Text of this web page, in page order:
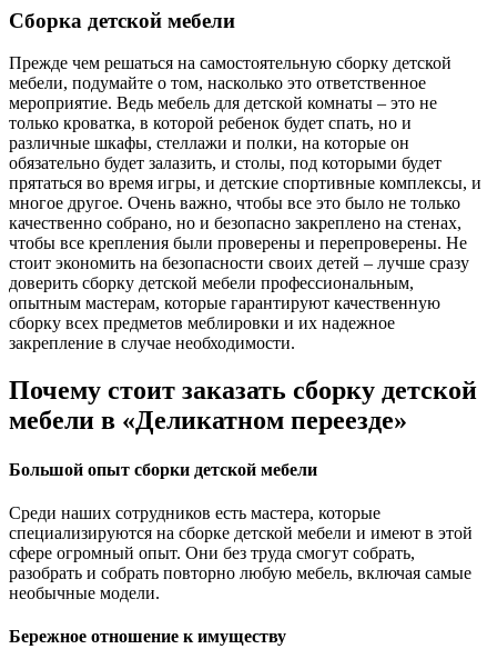
Сборка детской мебели
Прежде чем решаться на самостоятельную сборку детской
мебели, подумайте о том, насколько это ответственное
мероприятие. Ведь мебель для детской комнаты – это не
только кроватка, в которой ребенок будет спать, но и
различные шкафы, стеллажи и полки, на которые он
обязательно будет залазить, и столы, под которыми будет
прятаться во время игры, и детские спортивные комплексы, и
многое другое. Очень важно, чтобы все это было не только
качественно собрано, но и безопасно закреплено на стенах,
чтобы все крепления были проверены и перепроверены. Не
стоит экономить на безопасности своих детей – лучше сразу
доверить сборку детской мебели профессиональным,
опытным мастерам, которые гарантируют качественную
сборку всех предметов меблировки и их надежное
закрепление в случае необходимости.
Почему стоит заказать сборку детской
мебели в «Деликатном переезде»
Большой опыт сборки детской мебели
Среди наших сотрудников есть мастера, которые
специализируются на сборке детской мебели и имеют в этой
сфере огромный опыт. Они без труда смогут собрать,
разобрать и собрать повторно любую мебель, включая самые
необычные модели.
Бережное отношение к имуществу